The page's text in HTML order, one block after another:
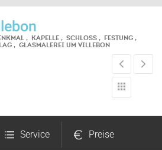
, KAPELLE , SCHLOSS , FESTUNG ,
, GLASMALEREI UM VILLEBON
Service Preise